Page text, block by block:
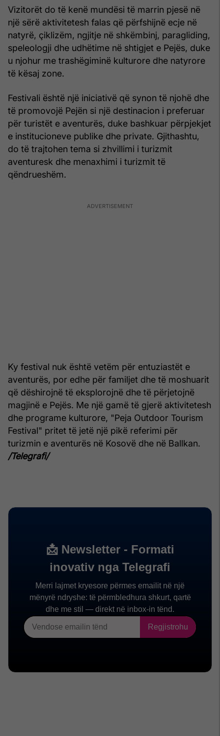
Vizitorët do të kenë mundësi të marrin pjesë në
një sërë aktivitetesh falas që përfshijnë ecje në
natyrë, çiklizëm, ngjitje në shkëmbinj, paragliding,
speleologji dhe udhëtime në shtigjet e Pejës, duke
u njohur me trashëgiminë kulturore dhe natyrore
të kësaj zone.
Festivali është një iniciativë që synon të njohë dhe
të promovojë Pejën si një destinacion i preferuar
për turistët e aventurës, duke bashkuar përpjekjet
e institucioneve publike dhe private. Gjithashtu,
do të trajtohen tema si zhvillimi i turizmit
aventuresk dhe menaxhimi i turizmit të
qëndrueshëm.
Ky festival nuk është vetëm për entuziastët e
aventurës, por edhe për familjet dhe të moshuarit
që dëshirojnë të eksplorojnë dhe të përjetojnë
magjinë e Pejës. Me një gamë të gjerë aktivitetesh
dhe programe kulturore, "Peja Outdoor Tourism
Festival" pritet të jetë një pikë referimi për
turizmin e aventurës në Kosovë dhe në Ballkan.
/Telegrafi/